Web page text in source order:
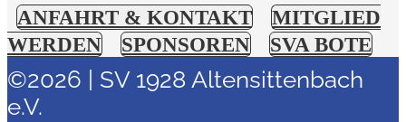
ANFAHRT & KONTAKT
MITGLIED
WERDEN
SPONSOREN SVA BOTE
©2026 | SV 1928 Altensittenbach
e.V.